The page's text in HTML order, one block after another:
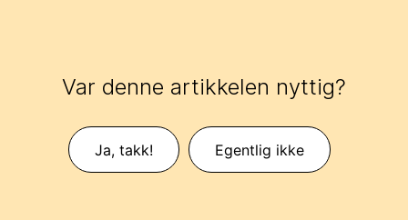
Var denne artikkelen nyttig?
Ja, takk! Egentlig ikke